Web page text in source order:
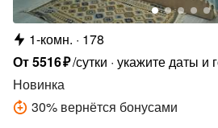
1-комн.
178
От5516₽/сутки укажите даты и
Новинка
30% вернётся бонусами